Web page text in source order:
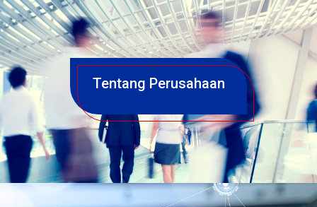
Tentang Perusahaan